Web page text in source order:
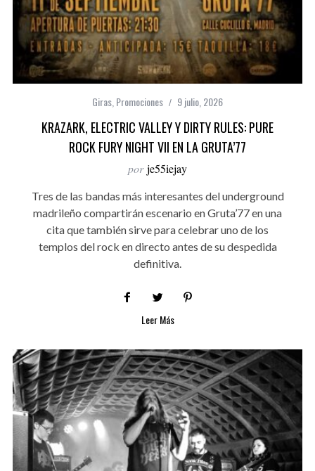
Giras,Promociones 9 julio, 2026
KRAZARK, ELECTRIC VALLEY Y DIRTY RULES: PURE
ROCK FURY NIGHT VII EN LA GRUTA’77
por je55iejay
Tres de las bandas más interesantes del underground
madrileño compartirán escenario en Gruta’77 en una
cita que también sirve para celebrar uno de los
templos del rock en directo antes de su despedida
definitiva.
Leer Más